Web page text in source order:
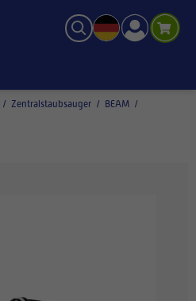
/ Zentralstaubsauger / BEAM /